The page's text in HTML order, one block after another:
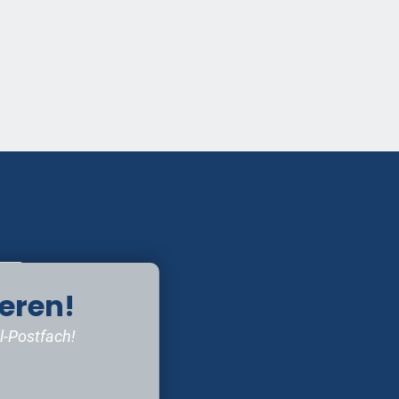
Postfach!